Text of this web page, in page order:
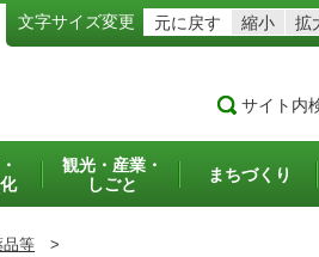
文字サイズ変更 元に戻す 縮小 拡
サイト内
観光・産業・
しごと
まちづくり
品等 >